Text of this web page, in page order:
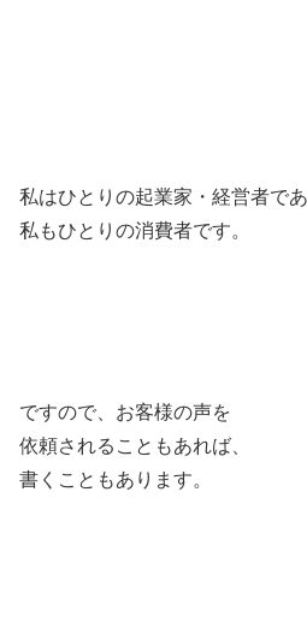
私はひとりの起業家・経営者であ
私もひとりの消費者です。
ですので、お客様の声を
依頼されることもあれば、
書くこともあります。